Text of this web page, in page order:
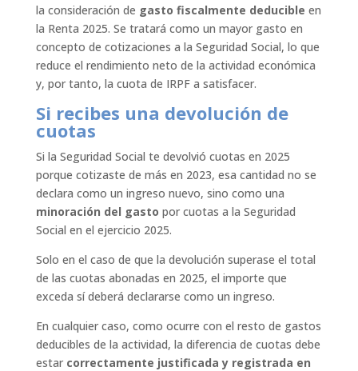
la consideración de gasto fiscalmente deducible en
la Renta 2025. Se tratará como un mayor gasto en
concepto de cotizaciones a la Seguridad Social, lo que
reduce el rendimiento neto de la actividad económica
y, por tanto, la cuota de IRPF a satisfacer.
Si recibes una devolución de
cuotas
Si la Seguridad Social te devolvió cuotas en 2025
porque cotizaste de más en 2023, esa cantidad no se
declara como un ingreso nuevo, sino como una
minoración del gasto por cuotas a la Seguridad
Social en el ejercicio 2025.
Solo en el caso de que la devolución superase el total
de las cuotas abonadas en 2025, el importe que
exceda sí deberá declararse como un ingreso.
En cualquier caso, como ocurre con el resto de gastos
deducibles de la actividad, la diferencia de cuotas debe
estar correctamente justificada y registrada en